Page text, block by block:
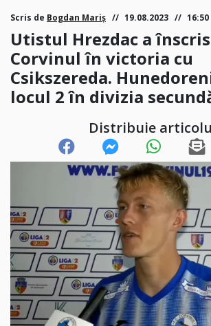
Scris de Bogdan Mariș 19.08.2023 16:50
Utistul Hrezdac a
Corvinul în victoria cu
Csikszereda.
locul 2 în divizia
Distribuie